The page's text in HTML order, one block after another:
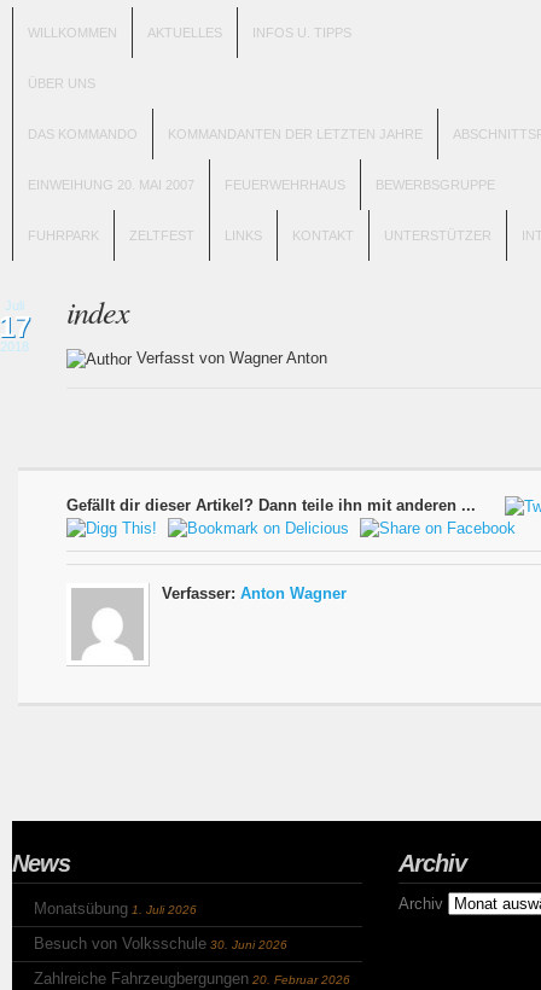
WILLKOMMEN AKTUELLES INFOS U. TIPPS
ÜBER UNS
DAS KOMMANDO KOMMANDANTEN DER LETZTEN JAHRE
EINWEIHUNG 20. MAI 2007 FEUERWEHRHAUS BEWERBSGRUPPE
FUHRPARK ZELTFEST LINKS KONTAKT UNTERSTÜTZER
Juli
17
2018
index
Verfasst von Wagner Anton
Gefällt dir dieser Artikel? Dann teile ihn mit anderen ...
Verfasser: Anton Wagner
News
Monatsübung 1. Juli 2026
Besuch von Volksschule 30. Juni 2026
Zahlreiche Fahrzeugbergungen 20. Februar 2026
Archiv
Archiv